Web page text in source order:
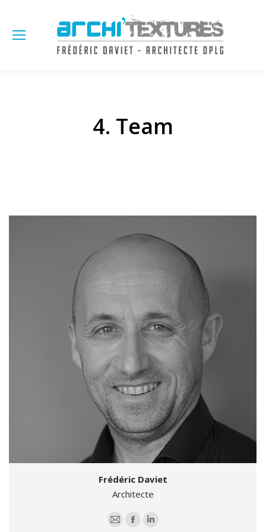
4. Team
Frédéric Daviet
Architecte
E- Facebook
LinkedIn